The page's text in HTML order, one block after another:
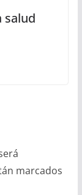
salud
marcados